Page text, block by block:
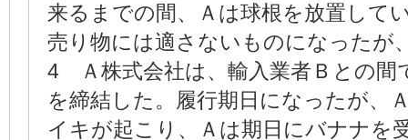
来るまでの間、Ａは球根を放置して
売り物には適さないものになったが
4 Ａ株式会社は、輸入業者Ｂとの間
を締結した。履行期日になったが、
イキが起こり、Ａは期日にバナナを